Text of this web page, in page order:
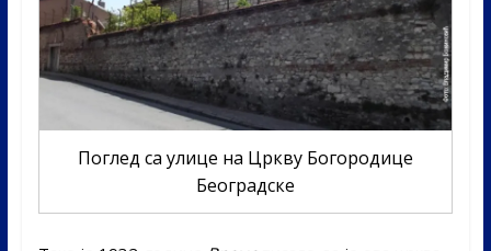
Поглед са улице на Цркву Богородице
Београдске